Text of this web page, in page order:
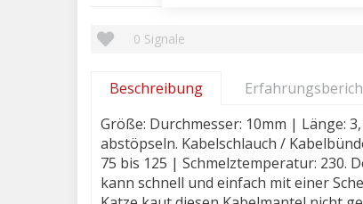
0 Signale
Beschreibung
Größe: Durchmesser: 10mm | Länge:
abstöpseln. Kabelschlauch /
75 bis 125 | Schmelztemperatur:
kann schnell und einfach mit einer